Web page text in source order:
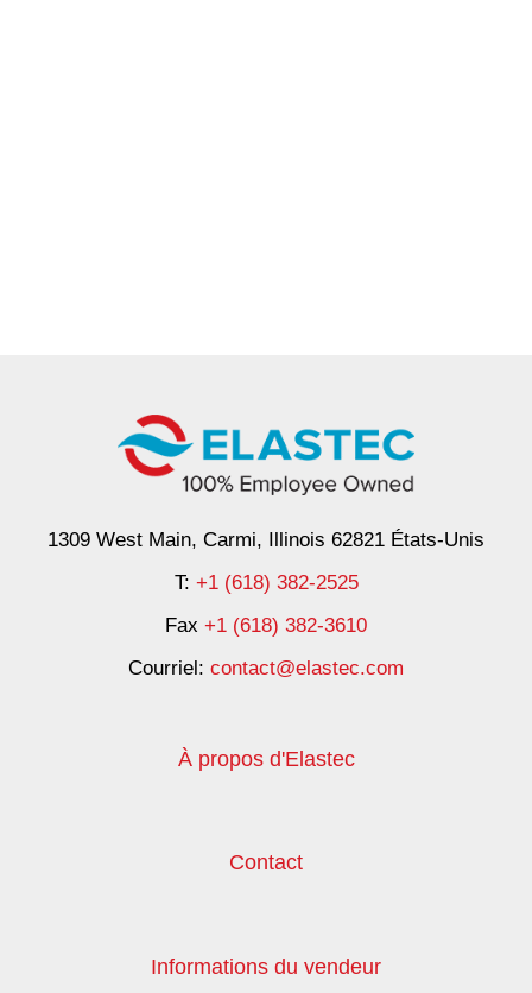
1309 West Main, Carmi, Illinois 62821 États-Unis
T: +1 (618) 382-2525
Fax +1 (618) 382-3610
Courriel: contact@elastec.com
À propos d'Elastec
Contact
Informations du vendeur